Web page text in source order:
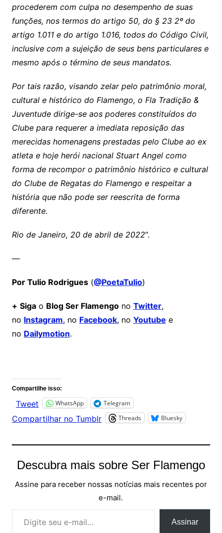
procederem com culpa no desempenho de suas
funções, nos termos do artigo 50, do § 23 2º do
artigo 1.011 e do artigo 1.016, todos do Código Civil,
inclusive com a sujeição de seus bens particulares e
mesmo após o término de seus mandatos.
Por tais razão, visando zelar pelo patrimônio moral,
cultural e histórico do Flamengo, o Fla Tradição &
Juventude dirige-se aos poderes constituídos do
Clube para requerer a imediata reposição das
merecidas homenagens prestadas pelo Clube ao ex
atleta e hoje herói nacional Stuart Angel como
forma de recompor o patrimônio histórico e cultural
do Clube de Regatas do Flamengo e respeitar a
história que não pode ser reescrita de forma
diferente.
Rio de Janeiro, 20 de abril de 2022“.
—
Por Tulio Rodrigues(@PoetaTulio)
+ Sigao Blog Ser Flamengono Twitter,
no Instagram, no Facebook, no Youtube e
no Dailymotion.
Compartilhe isso:
Tweet WhatsApp Telegram
Compartilhar no Tumblr Threads Bluesky
Descubra mais sobre Ser Flamengo
Assine para receber nossas notícias mais recentes por
e-mail.
Assinar